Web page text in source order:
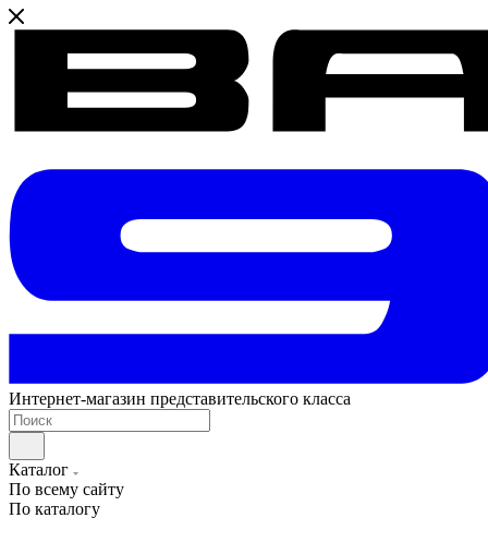
Интернет-магазин представительского класса
Каталог
По всему сайту
По каталогу